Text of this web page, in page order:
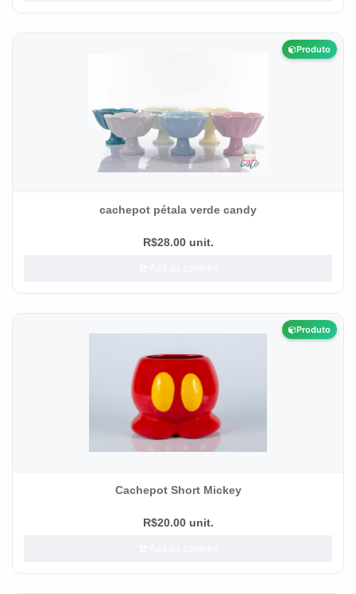
Produto
cachepot pétala verde candy
R$28.00 unit.
Produto
Cachepot Short Mickey
R$20.00 unit.